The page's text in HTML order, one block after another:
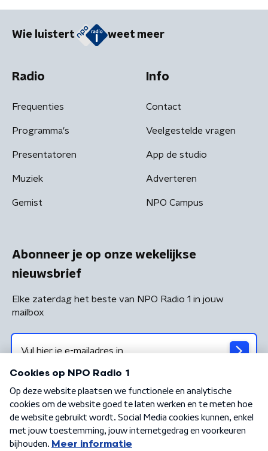
Wie luistert weet meer
Radio
Frequenties
Programma's
Presentatoren
Muziek
Gemist
Info
Contact
Veelgestelde vragen
App de studio
Adverteren
NPO Campus
Abonneer je op onze wekelijkse
nieuwsbrief
Elke zaterdag het beste van NPO Radio 1 in jouw
mailbox
Algemene voorwaarden